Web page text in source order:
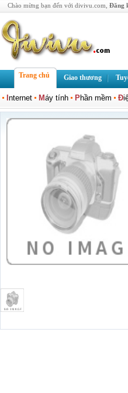
Chào mừng bạn đến với divivu.com, Đăng
Trang chủ Giao thương
nternet Máy tính Phần mềm Đ